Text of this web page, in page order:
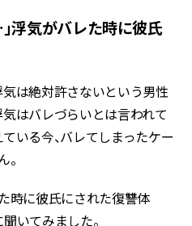
浮気がバレた時に彼氏
気は絶対許さないという男性
はバレづらいとは言われて
いる今、バレてしまったケー
時に彼氏にされた復讐体
いてみました。